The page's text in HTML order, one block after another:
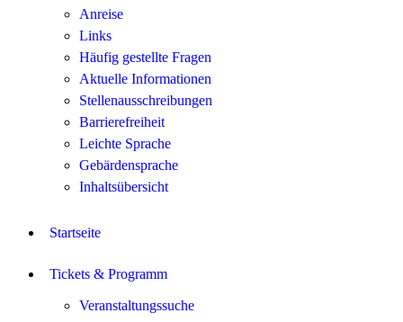
Anreise
Links
Häufig gestellte Fragen
Aktuelle Informationen
Stellenausschreibungen
Barrierefreiheit
Leichte Sprache
Gebärdensprache
Inhaltsübersicht
Startseite
Tickets & Programm
Veranstaltungssuche